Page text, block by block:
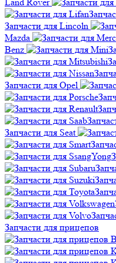
Запчасти для Lincoln
Mazda
Benz
Запчасти для Opel
Запчасти для Seat
Запчасти для прицепов